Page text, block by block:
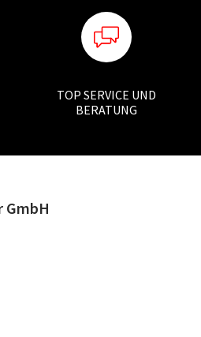
TOP SERVICE UND
BERATUNG
GmbH